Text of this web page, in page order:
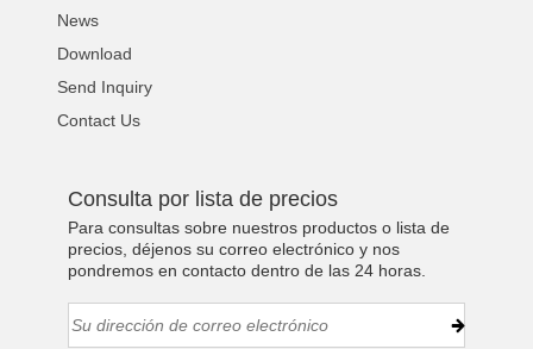
News
Download
Send Inquiry
Contact Us
Consulta por lista de precios
Para consultas sobre nuestros productos o lista de
precios, déjenos su correo electrónico y nos
pondremos en contacto dentro de las 24 horas.